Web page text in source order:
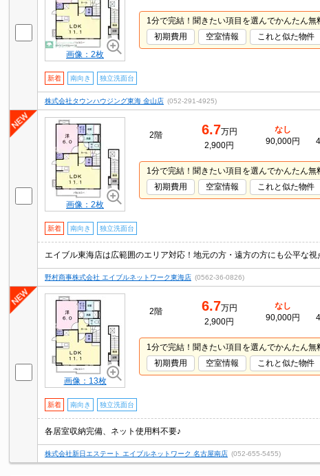
画像：2枚
1分で完結！聞きたい項目を選んでかんたん無
初期費用
空室情報 これと似た物件
新着 南向き 独立洗面台
株式会社タウンハウジング東海 金山店 (052-291-4925)
画像：2枚
2階 6.7万円
2,900円
なし
90,000円
1分で完結！聞きたい項目を選んでかんたん無
初期費用
空室情報 これと似た物件
新着 南向き 独立洗面台
エイブル東海店は広範囲のエリア対応！地元の方・遠方の方にも公平な視
野村商事株式会社 エイブルネットワーク東海店 (0562-36-0826)
画像：13枚
2階 6.7万円
2,900円
なし
90,000円
1分で完結！聞きたい項目を選んでかんたん無
初期費用
空室情報 これと似た物件
新着 南向き 独立洗面台
各居室収納完備、ネット使用料不要♪
株式会社新日エステート エイブルネットワーク 名古屋南店 (052-655-5455)